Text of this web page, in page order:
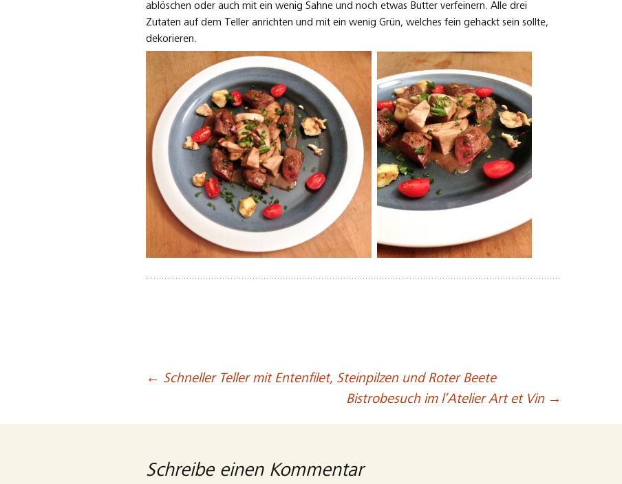
ablöschen oder auch mit ein wenig Sahne und noch etwas Butter verfeinern. Alle drei
Zutaten auf dem Teller anrichten und mit ein wenig Grün, welches fein gehackt sein sollte,
dekorieren.
Beitragsnavigation
← Schneller Teller mit Entenfilet, Steinpilzen und Roter Beete
Bistrobesuch im l’Atelier Art et Vin →
Schreibe einen Kommentar